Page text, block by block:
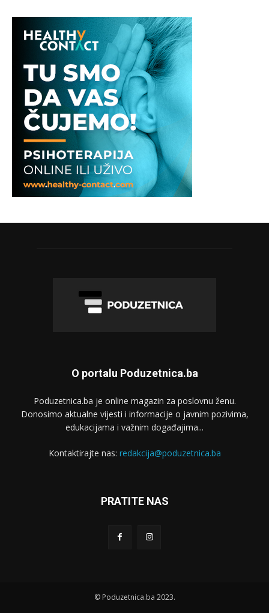
O portalu Poduzetnica.ba
Poduzetnica.ba je online magazin za poslovnu ženu.
Donosimo aktualne vijesti i informacije o javnim pozivima,
edukacijama i važnim događajima...
Kontaktirajte nas: redakcija@poduzetnica.ba
PRATITE NAS
© Poduzetnica.ba 2023.